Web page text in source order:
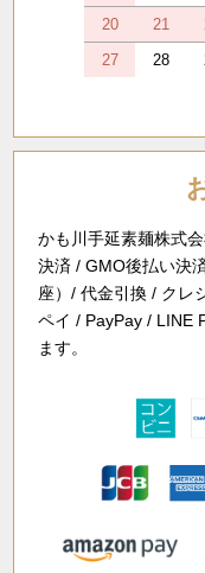
20
21
27
28
かも川手延素麺株式
決済 / GMO後払い決
座）/ 代金引換 / クレ
ペイ / PayPay / LINE
ます。